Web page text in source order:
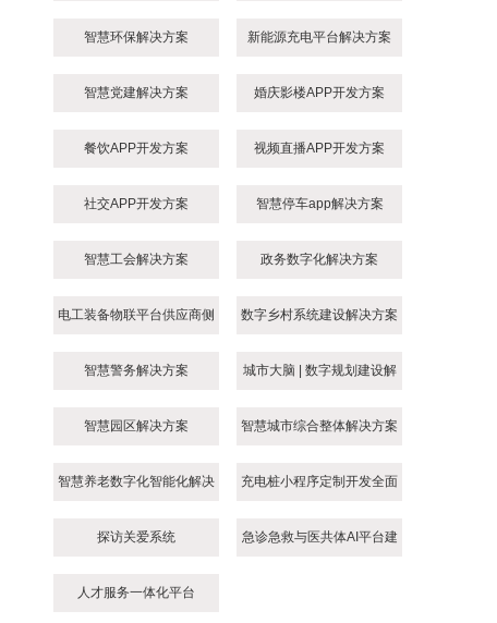
智慧环保解决方案 新能源充电平台解决方案
智慧党建解决方案 婚庆影楼APP开发方案
餐饮APP开发方案 视频直播APP开发方案
社交APP开发方案 智慧停车app解决方案
智慧工会解决方案 政务数字化解决方案
电工装备物联平台供应商侧 数字乡村系统建设解决方案
智慧警务解决方案 城市大脑 | 数字规划建设解
智慧园区解决方案
智慧城市综合整体解决方案
智慧养老数字化智能化解决 充电桩小程序定制开发全面
探访关爱系统
急诊急救与医共体AI平台建
人才服务一体化平台